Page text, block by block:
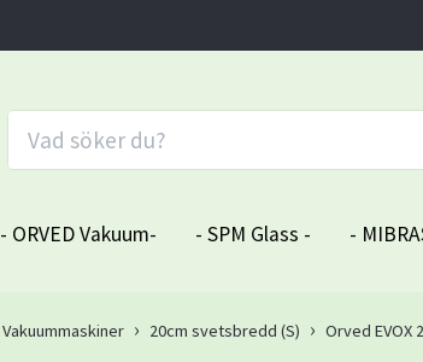
- ORVED Vakuum- - SPM Glass - -
Vakuummaskiner 20cm svetsbredd (S) Orved EVOX